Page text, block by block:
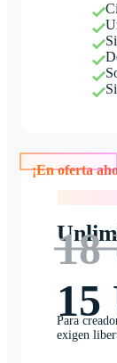
18
15
Para
exigen